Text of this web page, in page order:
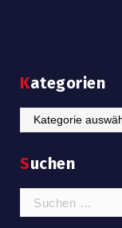
Kategorien
Kategorien
Suchen
Suchen
nach: